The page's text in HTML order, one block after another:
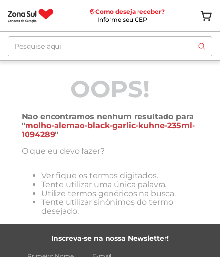
Como deseja receber?
Informe seu CEP
Pesquise aqui
OOPS!
Não encontramos nenhum resultado para
"molho-alemao-black-garlic-kuhne-235ml-
1094289"
O que eu devo fazer?
Verifique os termos digitados.
Tente utilizar uma única palavra.
Utilize termos genéricos na busca.
Tente utilizar sinônimos do termo
desejado.
Inscreva-se na nossa Newsletter!